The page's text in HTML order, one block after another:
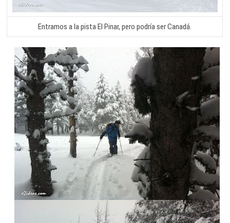
Entramos a la pista El Pinar, pero podría ser Canadá.